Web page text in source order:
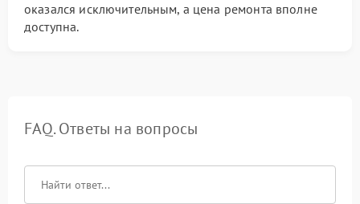
оказался исключительным, а цена ремонта вполне
доступна.
FAQ. Ответы на вопросы